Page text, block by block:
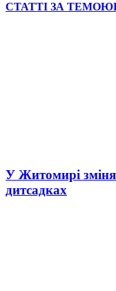
СТАТТІ ЗА ТЕМОЮ
У Житомирі
дитсадках